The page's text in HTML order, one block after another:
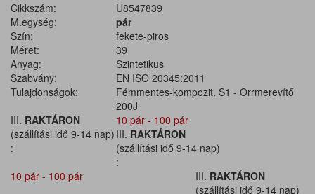
Cikkszám:
U8547839
M.egység:
pár
Szín:
fekete-piros
Méret:
39
Anyag:
Szintetikus
Szabvány:
EN ISO 20345:2011
Tulajdonságok:
Fémmentes-kompozit, S1 - Orrmerevítő
200J
III. RAKTÁRON
(szállítási idő 9-14 nap)
:
10 pár - 100 pár
III. RAKTÁRON
(szállítási idő 9-14 nap)
:
10 pár - 100 pár
III. RAKTÁRON
(szállítási idő 9-14 nap)